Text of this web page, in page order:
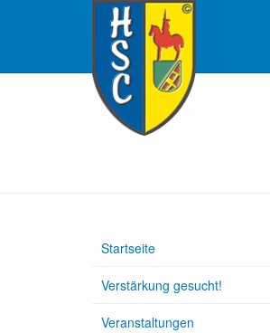
Startseite
Verstärkung gesucht!
Veranstaltungen